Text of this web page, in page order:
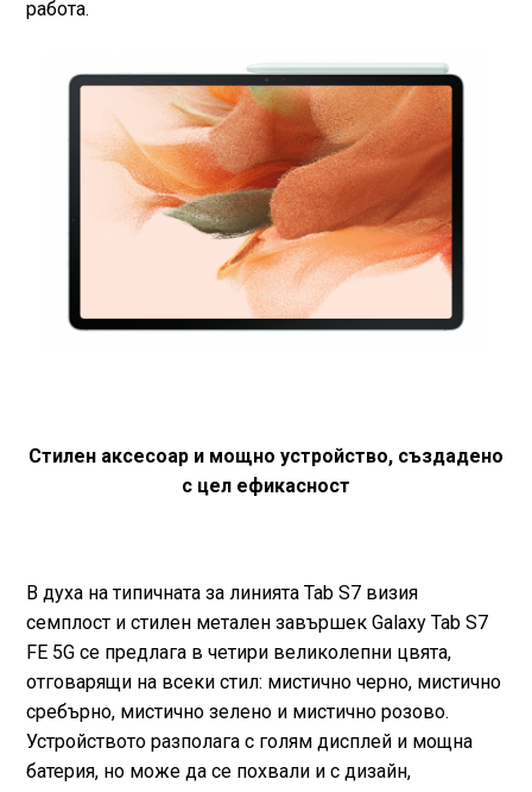
работа.
Стилен аксесоар и мощно устройство, създадено
с цел ефикасност
В духа на типичната за линията Tab S7 визия
семплост и стилен метален завършек Galaxy Tab S7
FE 5G се предлага в четири великолепни цвята,
отговарящи на всеки стил: мистично черно, мистично
сребърно, мистично зелено и мистично розово.
Устройството разполага с голям дисплей и мощна
батерия, но може да се похвали и с дизайн,